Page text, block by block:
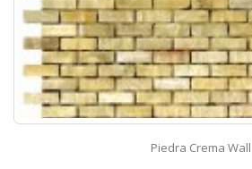
Piedra Crema Wall